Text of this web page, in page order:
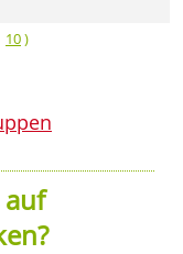
10)